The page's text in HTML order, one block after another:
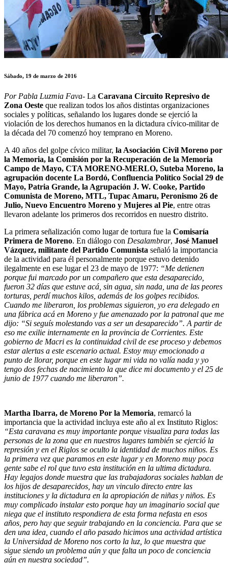
Sábado, 19 de marzo de 2016
Por Pabla Luzmia Fava- La Caravana Circuito Represivo de
Zona Oeste que realizan todos los años distintas organizaciones
sociales y políticas, señalando los lugares donde se ejerció la
violación de los derechos humanos en la dictadura cívico-militar de
la década del 70 comenzó hoy temprano en Moreno.
A 40 años del golpe cívico militar, la Asociación Civil Moreno por
la Memoria, la Comisión por la Recuperación de la Memoria
Campo de Mayo, CTA MORENO-MERLO, Suteba Moreno, la
agrupación docente La Bordó, Confluencia Político Social 29 de
Mayo, Patria Grande, la Agrupación J. W. Cooke, Partido
Comunista de Moreno, MTL, Tupac Amaru, Peronismo 26 de
Julio, Nuevo Encuentro Moreno y Mujeres al Pie, entre otras
llevaron adelante los primeros dos recorridos en nuestro distrito.
La primera señalización como lugar de tortura fue la Comisaría
Primera de Moreno. En diálogo con Desalambrar, José Manuel
Vázquez, militante del Partido Comunista señaló la importancia
de la actividad para él personalmente porque estuvo detenido
ilegalmente en ese lugar el 23 de mayo de 1977: “Me detienen
porque fui marcado por un compañero que esta desaparecido,
fueron 32 días que estuve acá, sin agua, sin nada, una de las peores
torturas, perdí muchos kilos, además de los golpes recibidos.
Cuando me liberaron, los problemas siguieron, yo era delegado en
una fábrica acá en Moreno y fue amenazado por la patronal que me
dijo: “Si seguís molestando vas a ser un desaparecido”. A partir de
eso me exilie internamente en la provincia de Corrientes. Este
gobierno de Macri es la continuidad civil de ese proceso y debemos
estar alertas a este escenario actual. Estoy muy emocionado a
punto de llorar, porque en este lugar mi vida no valía nada y yo
tengo dos fechas de nacimiento la que dice mi documento y el 25 de
junio de 1977 cuando me liberaron”.
Martha Ibarra, de Moreno Por la Memoria, remarcó la
importancia que la actividad incluya este año al ex Instituto Riglos:
“Esta caravana es muy importante porque visualiza para todas las
personas de la zona que en nuestros lugares también se ejerció la
represión y en el Riglos se oculto la identidad de muchos niños. Es
la primera vez que paramos en este lugar y en Moreno muy poca
gente sabe el rol que tuvo esta institución en la ultima dictadura.
Hay legajos donde muestra que las trabajadoras sociales hablan de
los hijos de desaparecidos, hay un vinculo directo entre las
instituciones y la dictadura en la apropiación de niñas y niños. Es
muy complicado instalar esto porque hay un imaginario social que
niega que el instituto respondiera de esta forma nefasta en esos
años, pero hay que seguir trabajando en la conciencia. Para que se
den una idea, cuando el año pasado hicimos una actividad artística
la Universidad de Moreno nos corto la luz, lo que muestra que
sigue siendo un problema aún y que falta un poco de conciencia
aún en nuestra sociedad”.